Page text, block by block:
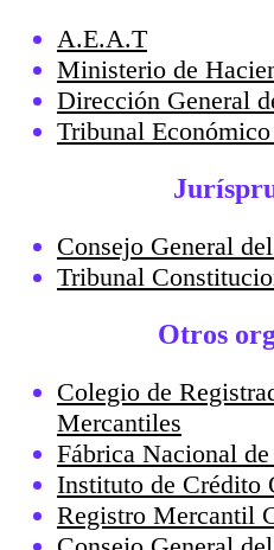
A.E.A.T
Ministerio de
Dirección General
Tribunal
Consejo General
Tribunal
Otros
Colegio de
Mercantiles
Fábrica Nacional
Instituto de Crédito
Registro Mercantil